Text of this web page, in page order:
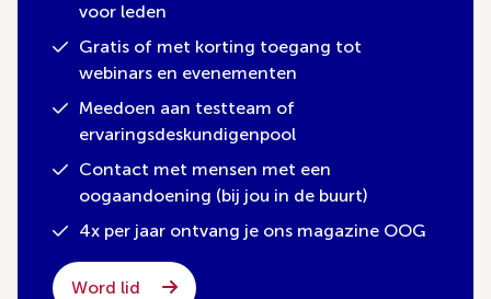
voor leden
Gratis of met korting toegang tot
webinars en evenementen
Meedoen aan testteam of
ervaringsdeskundigenpool
Contact met mensen met een
oogaandoening (bij jou in de buurt)
4x per jaar ontvang je ons magazine OOG
Word lid